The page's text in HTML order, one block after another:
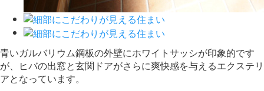
青いガルバリウム鋼板の外壁にホワイトサッシが印象的です
が、ヒバの出窓と玄関ドアがさらに爽快感を与えるエクステリ
アとなっています。